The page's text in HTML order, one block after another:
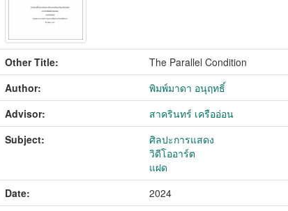
Other Title:
The Parallel Condition
Author:
พิมพ์มาดา อนุฤทธิ์
Advisor:
สาครินทร์ เครืออ่อน
Subject:
ศิลปะการแสดง
วิดีโออาร์ต
แฝด
Date:
2024